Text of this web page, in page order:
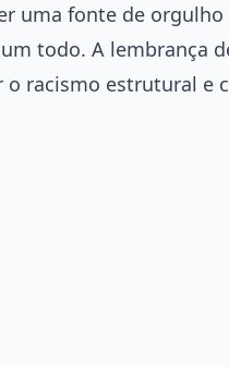
uma fonte de orgulho
todo. A lembrança
o racismo estrutural e